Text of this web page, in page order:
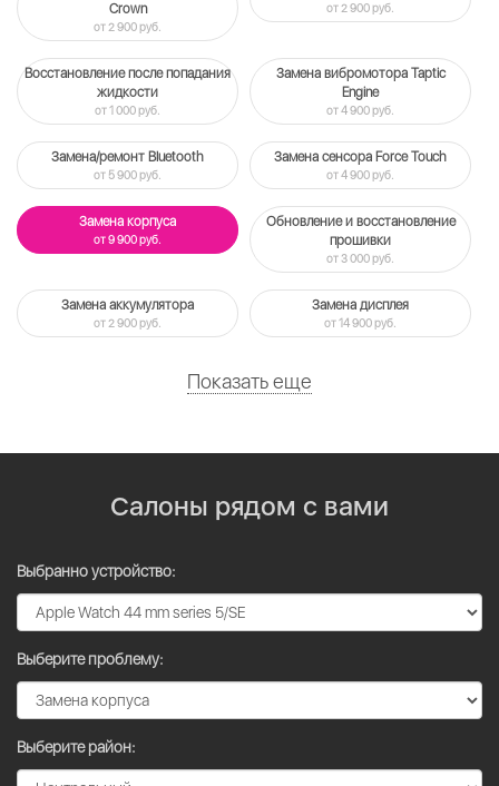
Crown
от 2 900 руб.
от 2 900 руб.
Восстановление после попадания
жидкости
от 1 000 руб.
Замена вибромотора Taptic
Engine
от 4 900 руб.
Замена/ремонт Bluetooth
от 5 900 руб.
Замена сенсора Force Touch
от 4 900 руб.
Замена корпуса
от 9 900 руб.
Обновление и восстановление
прошивки
от 3 000 руб.
Замена аккумулятора
от 2 900 руб.
Замена дисплея
от 14 900 руб.
Показать еще
Салоны рядом с вами
Выбранно устройство:
Выберите проблему:
Выберите район: